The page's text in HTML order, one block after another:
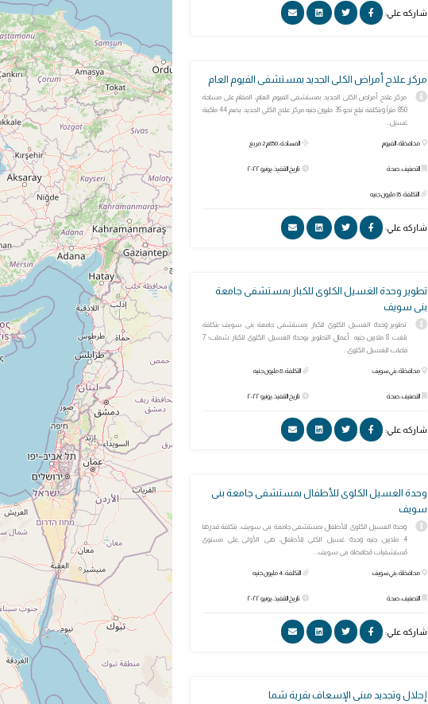
شاركه علي:
مركز علاج أمراض الكلى الجديد بمستشفى الفيوم العام
مركز علاج أمراض الكلى الجديد بمستشفى الفيوم العام، المقام على مساحة
850 متراً وبتكلفة تبلغ نحو 35 مليون جنيه مركز علاج الكلي الجديد يضم 44 ماكينة
غسيل...
محافظة: الفيوم
التصنيف: صحة
التكلفة: 35 مليون جنيه
المساحة: 850م 2 مربع
تاريخ التنفيذ: يونيو ٢٠٢٢
شاركه علي:
تطوير وحدة الغسيل الكلوى للكبار بمستشفى جامعة
بنى سويف
تطوير وحدة الغسيل الكلوى للكبار بمستشفى جامعة بنى سويف بتكلفة
بلغت 8 ملايين جنيه أعمال التطوير بوحدة الغسيل الكلوى للكبار شملت؛ 7
قاعات للغسيل الكلوى...
محافظة: بني سويف
التصنيف: صحة
التكلفة: 8 مليون جنيه
تاريخ التنفيذ: يونيو ٢٠٢٢
شاركه علي:
وحدة الغسيل الكلوى للأطفال بمستشفى جامعة بنى
سويف
وحدة الغسيل الكلوى للأطفال بمستشفى جامعة بنى سويف، بتكلفة قدرها
4 ملايين جنيه وحدة غسيل الكلى للأطفال، هى الأولى على مستوى
مُستشفيات مُحافظة بنى سويف...
محافظة: بني سويف
التصنيف: صحة
التكلفة: 4 مليون جنيه
تاريخ التنفيذ: يونيو ٢٠٢٢
شاركه علي:
إحلال وتجديد مبنى الإسعاف بقرية شما